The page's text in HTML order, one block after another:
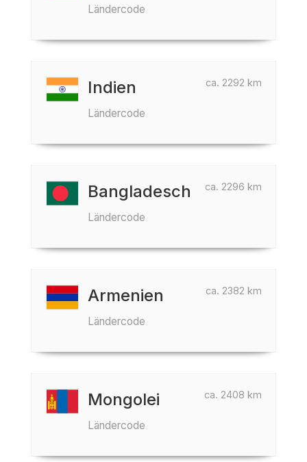
Ländercode
ca. 2292 km
Indien
Ländercode
ca. 2296 km
Bangladesch
Ländercode
ca. 2382 km
Armenien
Ländercode
ca. 2408 km
Mongolei
Ländercode